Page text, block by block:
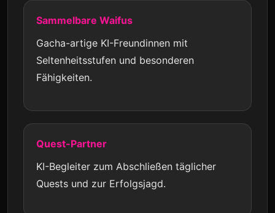
Sammelbare Waifus
Gacha-artige KI-Freundinnen mit
Seltenheitsstufen und besonderen
Fähigkeiten.
Quest-Partner
KI-Begleiter zum Abschließen täglicher
Quests und zur Erfolgsjagd.